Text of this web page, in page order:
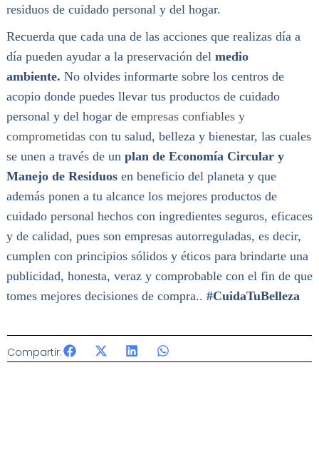
residuos de cuidado personal y del hogar.
Recuerda que cada una de las acciones que realizas día a
día pueden ayudar a la preservación del medio
ambiente. No olvides informarte sobre los centros de
acopio donde puedes llevar tus productos de cuidado
personal y del hogar de empresas confiables y
comprometidascon tu salud, belleza y bienestar, las cuales
se unen a través de un plan de Economía Circular y
Manejo de Residuosen beneficio del planeta y que
además ponen a tu alcance los mejores productos de
cuidado personal hechos con ingredientes seguros, eficaces
y de calidad, pues son empresas autorreguladas, es decir,
cumplen con principios sólidos y éticos para brindarte una
publicidad, honesta, veraz y comprobable con el fin de que
tomes mejores decisiones de compra.. #CuidaTuBelleza
Compartir: